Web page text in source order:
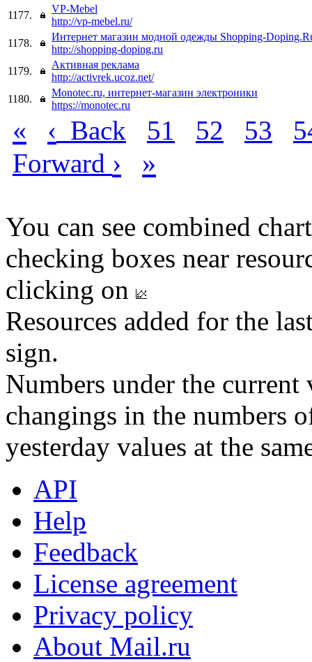
1177.
VP-Mebel
http://vp-mebel.ru/
1178.
Интернет магазин модной одежды Shopping-
http://shopping-doping.ru
1179.
Активная реклама
http://activrek.ucoz.net/
1180.
Monotec.ru, интернет-магазин электроники
https://monotec.ru
« ‹ Back 51 52 53
Forward › »
You can see combined
checking boxes near
clicking on
Resources added for the
sign.
Numbers under the
changings in the numbers
yesterday values at the
API
Help
Feedback
License agreement
Privacy policy
About Mail.ru